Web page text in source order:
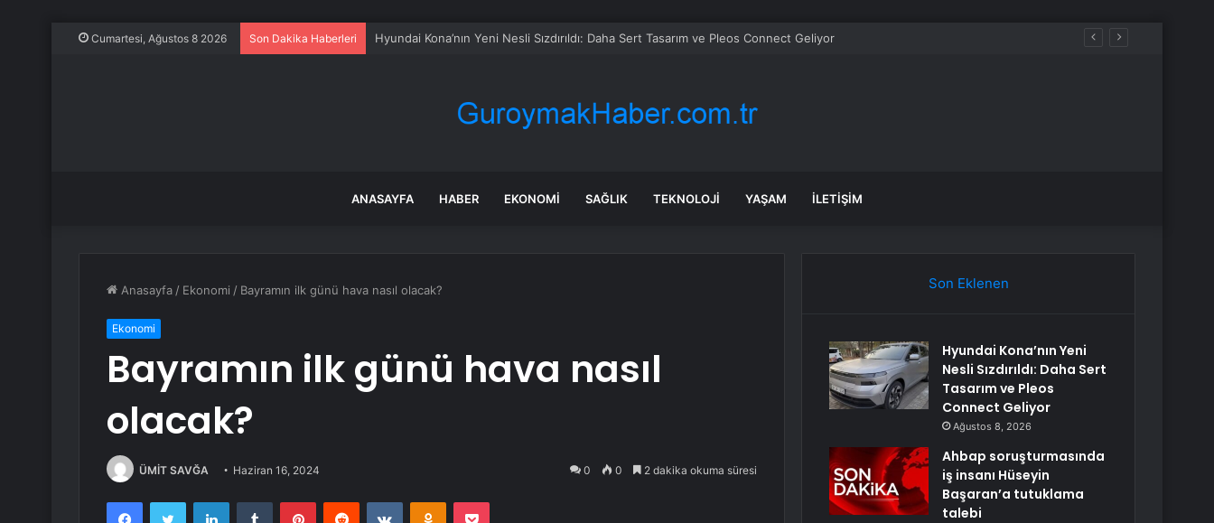
Cumartesi, Ağustos 8 2026 Son Dakika Haberleri Ahbap soruşturmasında iş insanı Hüseyin Başaran’a tutuklama talebi
ANASAYFA HABER EKONOMI SAĞLIK TEKNOLOJI YAŞAM İLETIŞIM
Anasayfa / Ekonomi / Bayramın ilk günü hava nasıl olacak?
Ekonomi
Bayramın ilk günü hava nasıl
olacak?
ÜMİT SAVĞA Haziran 16, 2024 0 0 2 dakika okuma süresi
FacebookTwitter LinkedInTumblr PinterestReddit VKontakteOdnoklassniki
Pocket
Son Eklenen
Hyundai Kona’nın Yeni
Nesli Sızdırıldı: Daha Sert
Tasarım ve Pleos
Connect Geliyor
Ağustos 8, 2026
Ahbap soruşturmasında
iş insanı Hüseyin
Başaran’a tutuklama
talebi